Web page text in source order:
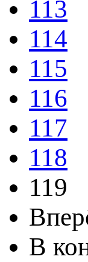
113
114
115
116
117
118
119
В